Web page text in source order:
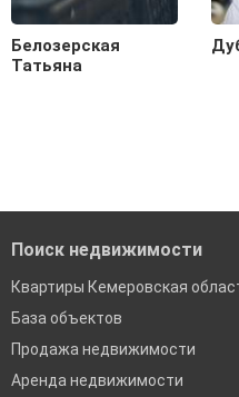
Белозерская
Татьяна
Поиск недвижимости
Квартиры Кемеровская
База объектов
Продажа недвижимости
Аренда недвижимости